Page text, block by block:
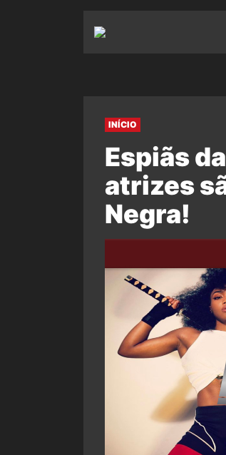
INÍCIO
Espiãs
atrizes
Negra!